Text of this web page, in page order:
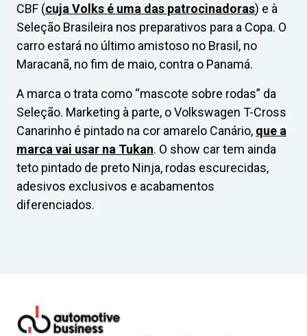
CBF (cuja Volks é uma das patrocinadoras) e à
Seleção Brasileira nos preparativos para a Copa. O
carro estará no último amistoso no Brasil, no
Maracanã, no fim de maio, contra o Panamá.
A marca o trata como “mascote sobre rodas” da
Seleção. Marketing à parte, o Volkswagen T-Cross
Canarinho é pintado na cor amarelo Canário, que a
marca vai usar na Tukan. O show car tem ainda
teto pintado de preto Ninja, rodas escurecidas,
adesivos exclusivos e acabamentos
diferenciados.